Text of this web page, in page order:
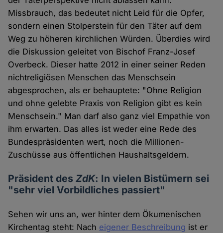
Missbrauch, das bedeutet nicht Leid für die Opfer,
sondern einen Stolperstein für den Täter auf dem
Weg zu höheren kirchlichen Würden. Überdies wird
die Diskussion geleitet von Bischof Franz-Josef
Overbeck. Dieser hatte 2012 in einer seiner Reden
nichtreligiösen Menschen das Menschsein
abgesprochen, als er behauptete: "Ohne Religion
und ohne gelebte Praxis von Religion gibt es kein
Menschsein." Man darf also ganz viel Empathie von
ihm erwarten. Das alles ist weder eine Rede des
Bundespräsidenten wert, noch die Millionen-
Zuschüsse aus öffentlichen Haushaltsgeldern.
Präsident desZdK: In vielen Bistümern sei
"sehr viel Vorbildliches passiert"
Sehen wir uns an, wer hinter dem Ökumenischen
Kirchentag steht: Nach eigener Beschreibung ist er